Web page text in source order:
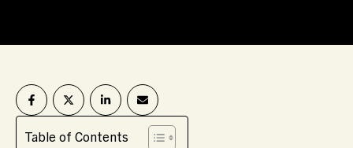
Table of Contents